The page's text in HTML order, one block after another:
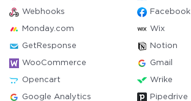
Webhooks Facebook
Monday.com Wix
GetResponse Notion
WooCommerce Gmail
Opencart Wrike
Google Analytics Pipedrive